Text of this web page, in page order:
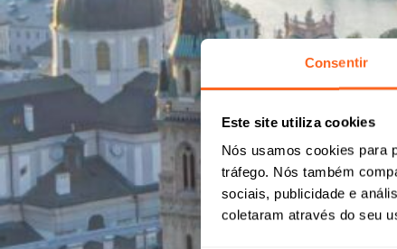
Consentir
Este site utiliza cookies
Nós usamos cookies para
tráfego. Nós também
sociais, publicidade e
coletaram através do seu